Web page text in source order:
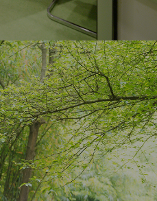
2017
梯田多品牌战略实施，第1
家金色河马里幼儿园——
华润置地园诞生